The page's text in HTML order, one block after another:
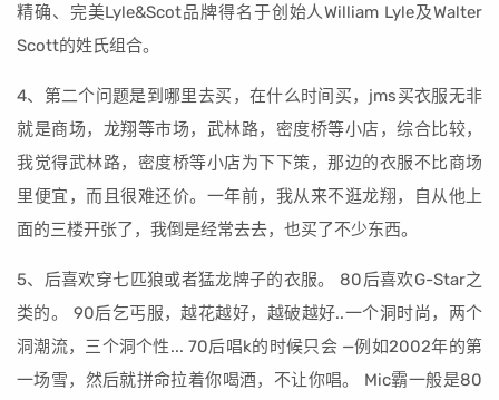
精确、完美Lyle&Scot品牌得名于创始人William Lyle及Walter
Scott的姓氏组合。
4、第二个问题是到哪里去买，在什么时间买，jms买衣服无非
就是商场，龙翔等市场，武林路，密度桥等小店，综合比较，
我觉得武林路，密度桥等小店为下下策，那边的衣服不比商场
里便宜，而且很难还价。一年前，我从来不逛龙翔，自从他上
面的三楼开张了，我倒是经常去去，也买了不少东西。
5、后喜欢穿七匹狼或者猛龙牌子的衣服。 80后喜欢G-Star之
类的。 90后乞丐服，越花越好，越破越好..一个洞时尚，两个
洞潮流，三个洞个性... 70后唱k的时候只会 —例如2002年的第
一场雪，然后就拼命拉着你喝酒，不让你唱。 Mic霸一般是80